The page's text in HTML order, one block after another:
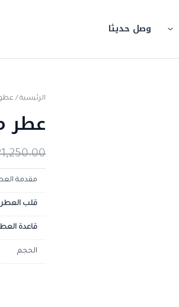
وصل حديثا
الرئيسية /
عطر
1,250.00
مقدمة
قلب العطر
قاعدة
الحجم
كمية
مستيك
100
مل